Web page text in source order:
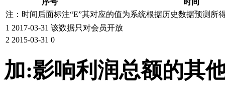
序号
时间
注：时间后面标注“E”其对应的值为系统根据历史数据预测所
1 2017-03-31 该数据只对会员开放
2 2015-03-31 0
加:影响利润总额的其